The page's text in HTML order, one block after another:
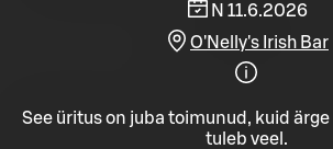
N 11.6.2026
O'Nelly's Irish Bar
See üritus on juba toimunud, kuid
tuleb veel.